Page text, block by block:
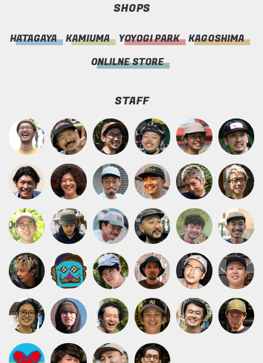
SHOPS
HATAGAYA KAMIUMA YOYOGI PARK
KAGOSHIMA
ONLILNE STORE
STAFF